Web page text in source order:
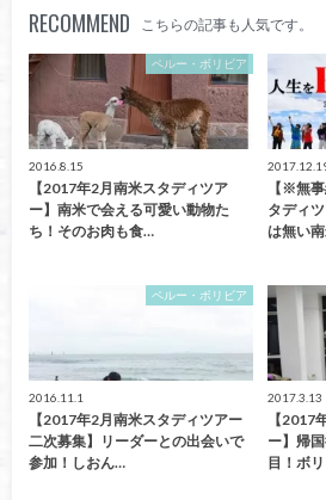
RECOMMEND こちらの記事も人気です。
ペルー・ボリビア
2016.8.15
【2017年2月南米スタディツア
ー】南米で会える可愛い動物た
ち！そのお肉も食…
【※無
タディ
は無い
ペルー・ボリビア
2016.11.1
【2017年2月南米スタディツアー
二次募集】リーダーとの出会いで
参加！しおん…
2017.3.13
【2017
ー】帰
目！ボ